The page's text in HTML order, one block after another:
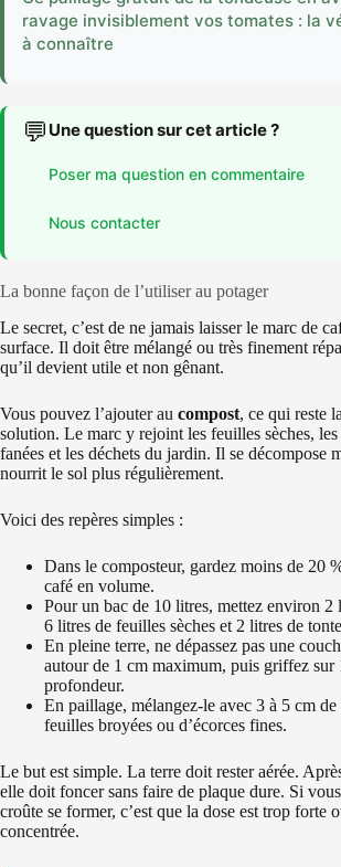
ravage invisiblement vos tomates : la
à connaître
💬 Une question sur cet article ?
Poser ma question en commentaire
Nous contacter
La bonne façon de l’utiliser au potager
Le secret, c’est de ne jamais laisser le marc de
surface. Il doit être mélangé ou très finement
qu’il devient utile et non gênant.
Vous pouvez l’ajouter au compost, ce qui reste
solution. Le marc y rejoint les feuilles sèches, les
fanées et les déchets du jardin. Il se décompose
nourrit le sol plus régulièrement.
Voici des repères simples :
Dans le composteur, gardez moins de 20
café en volume.
Pour un bac de 10 litres, mettez environ 2
6 litres de feuilles sèches et 2 litres de
En pleine terre, ne dépassez pas une
autour de 1 cm maximum, puis griffez sur
profondeur.
En paillage, mélangez-le avec 3 à 5 cm
feuilles broyées ou d’écorces fines.
Le but est simple. La terre doit rester aérée.
elle doit foncer sans faire de plaque dure. Si
croûte se former, c’est que la dose est trop forte
concentrée.